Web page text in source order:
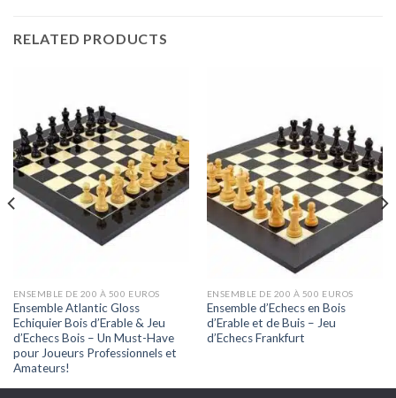
RELATED PRODUCTS
ENSEMBLE DE 200 À 500 EUROS
Ensemble Atlantic Gloss
Echiquier Bois d’Erable & Jeu
d’Echecs Bois – Un Must-Have
pour Joueurs Professionnels et
Amateurs!
ENSEMBLE DE 200 À 500 EUROS
Ensemble d’Echecs en Bois
d’Erable et de Buis – Jeu
d’Echecs Frankfurt